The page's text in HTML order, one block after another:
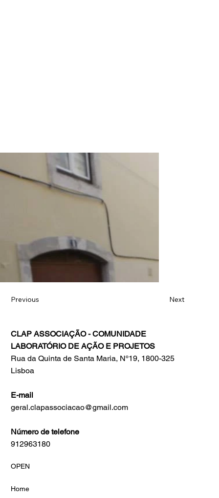
Previous Next
CLAP ASSOCIAÇÃO - COMUNIDADE
LABORATÓRIO DE AÇÃO E PROJETOS
Rua da Quinta de Santa Maria, Nº19, 1800-325
Lisboa
E-mail
geral.clapassociacao@gmail.com
Número de telefone
912963180
OPEN
Home